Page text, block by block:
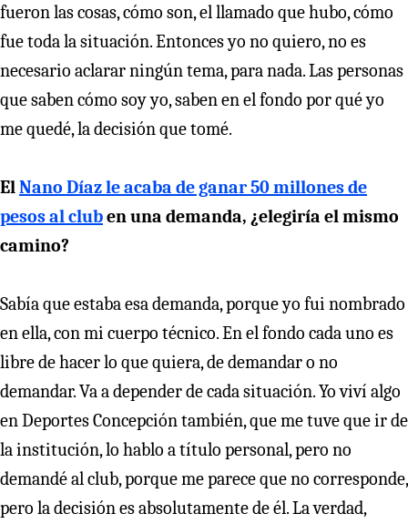
fueron las cosas, cómo son, el llamado que hubo, cómo
fue toda la situación. Entonces yo no quiero, no es
necesario aclarar ningún tema, para nada. Las personas
que saben cómo soy yo, saben en el fondo por qué yo
me quedé, la decisión que tomé.
El Nano Díaz le acaba de ganar 50 millones de
pesos al cluben una demanda, ¿elegiría el mismo
camino?
Sabía que estaba esa demanda, porque yo fui nombrado
en ella, con mi cuerpo técnico. En el fondo cada uno es
libre de hacer lo que quiera, de demandar o no
demandar. Va a depender de cada situación. Yo viví algo
en Deportes Concepción también, que me tuve que ir de
la institución, lo hablo a título personal, pero no
demandé al club, porque me parece que no corresponde,
pero la decisión es absolutamente de él. La verdad,